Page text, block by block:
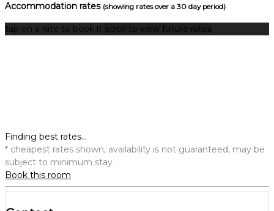
Accommodation rates (showing rates over a 30 day period)
tap on a rate to book it scroll to view future rates
Finding best rates...
* cheapest rates shown, availability is not guaranteed, may be
subject to minimum stay
Book this room